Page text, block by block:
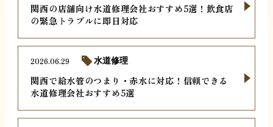
関西の店舗向け水道修理会社おすすめ5選！飲食店
の緊急トラブルに即日対応
関西で給水管のつまり・赤水に対応！信頼できる
水道修理会社おすすめ5選
2026.06.29 水道修理